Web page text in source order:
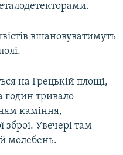
вшановуватимуть
на Грецькій площі,
годин тривало
каміння,
зброї. Увечері там
молебень.